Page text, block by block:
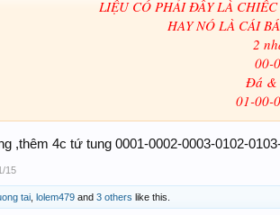
LIỆU CÓ PHẢI ĐÂY LÀ
HAY NÓ LÀ CÁI
2
00-
Đá &
01-00-
,thêm 4c tứ tung 0001-0002-0003-0102-
15
tai lolem479 and 3 others like this.